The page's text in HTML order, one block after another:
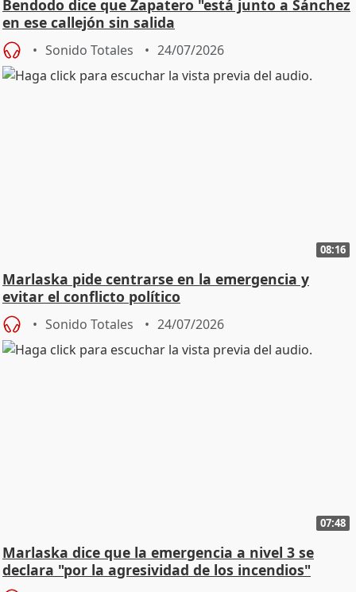
Bendodo dice que Zapatero "está junto a Sánchez
en ese callejón sin salida
Sonido Totales 24/07/2026
08:16
Marlaska pide centrarse en la emergencia y
evitar el conflicto político
Sonido Totales 24/07/2026
07:48
Marlaska dice que la emergencia a nivel 3 se
declara "por la agresividad de los incendios"